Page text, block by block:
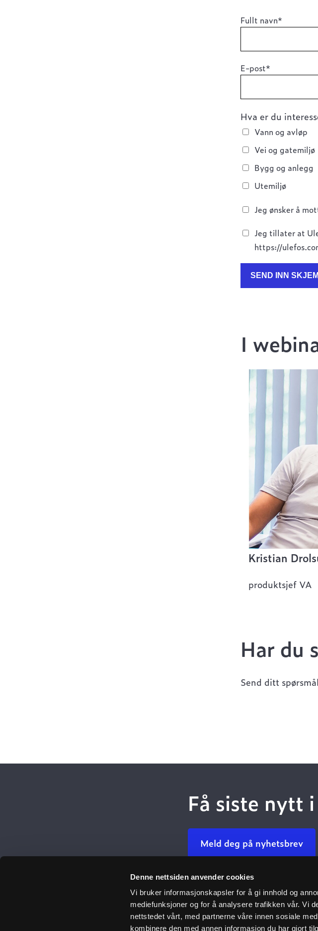
Denne nettsiden anvender cookies
Vi bruker informasjonskapsler for å gi innhold og
mediefunksjoner og for å analysere trafikken vår. Vi
nettstedet vårt, med partnerne våre innen sosiale
kombinere den med annen informasjon du har gjort
Fullt navn*
E-post*
Hva er du
Vann og avløp
Vei og gatemiljø
Bygg og anlegg
Utemiljø
Jeg ønsker å
Jeg tillater at
https://
I
Kristian
produktsjef VA
Har du
Send ditt
Få siste nytt
Meld deg på nyhetsbrev
Ulefos
Om oss
Åpenhetsloven
Finn